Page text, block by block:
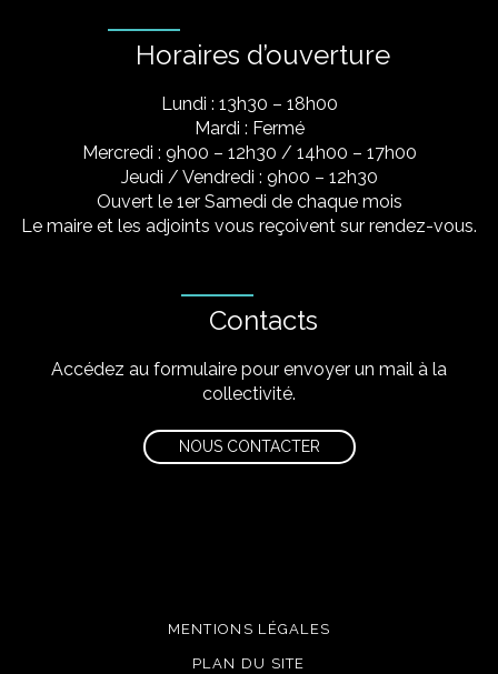
Horaires d’ouverture
Lundi : 13h30 – 18h00
Mardi : Fermé
Mercredi : 9h00 – 12h30 / 14h00 – 17h00
Jeudi / Vendredi : 9h00 – 12h30
Ouvert le 1er Samedi de chaque mois
Le maire et les adjoints vous reçoivent sur rendez-vous.
Contacts
Accédez au formulaire pour envoyer un mail à la
collectivité.
NOUS CONTACTER
MENTIONS LÉGALES
PLAN DU SITE